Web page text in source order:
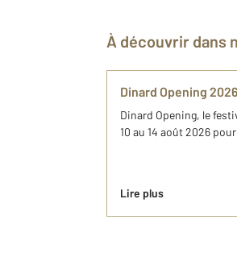
À découvrir
Dinard Opening 2026
Dinard Opening, le
10 au 14 août 2026
Lire plus